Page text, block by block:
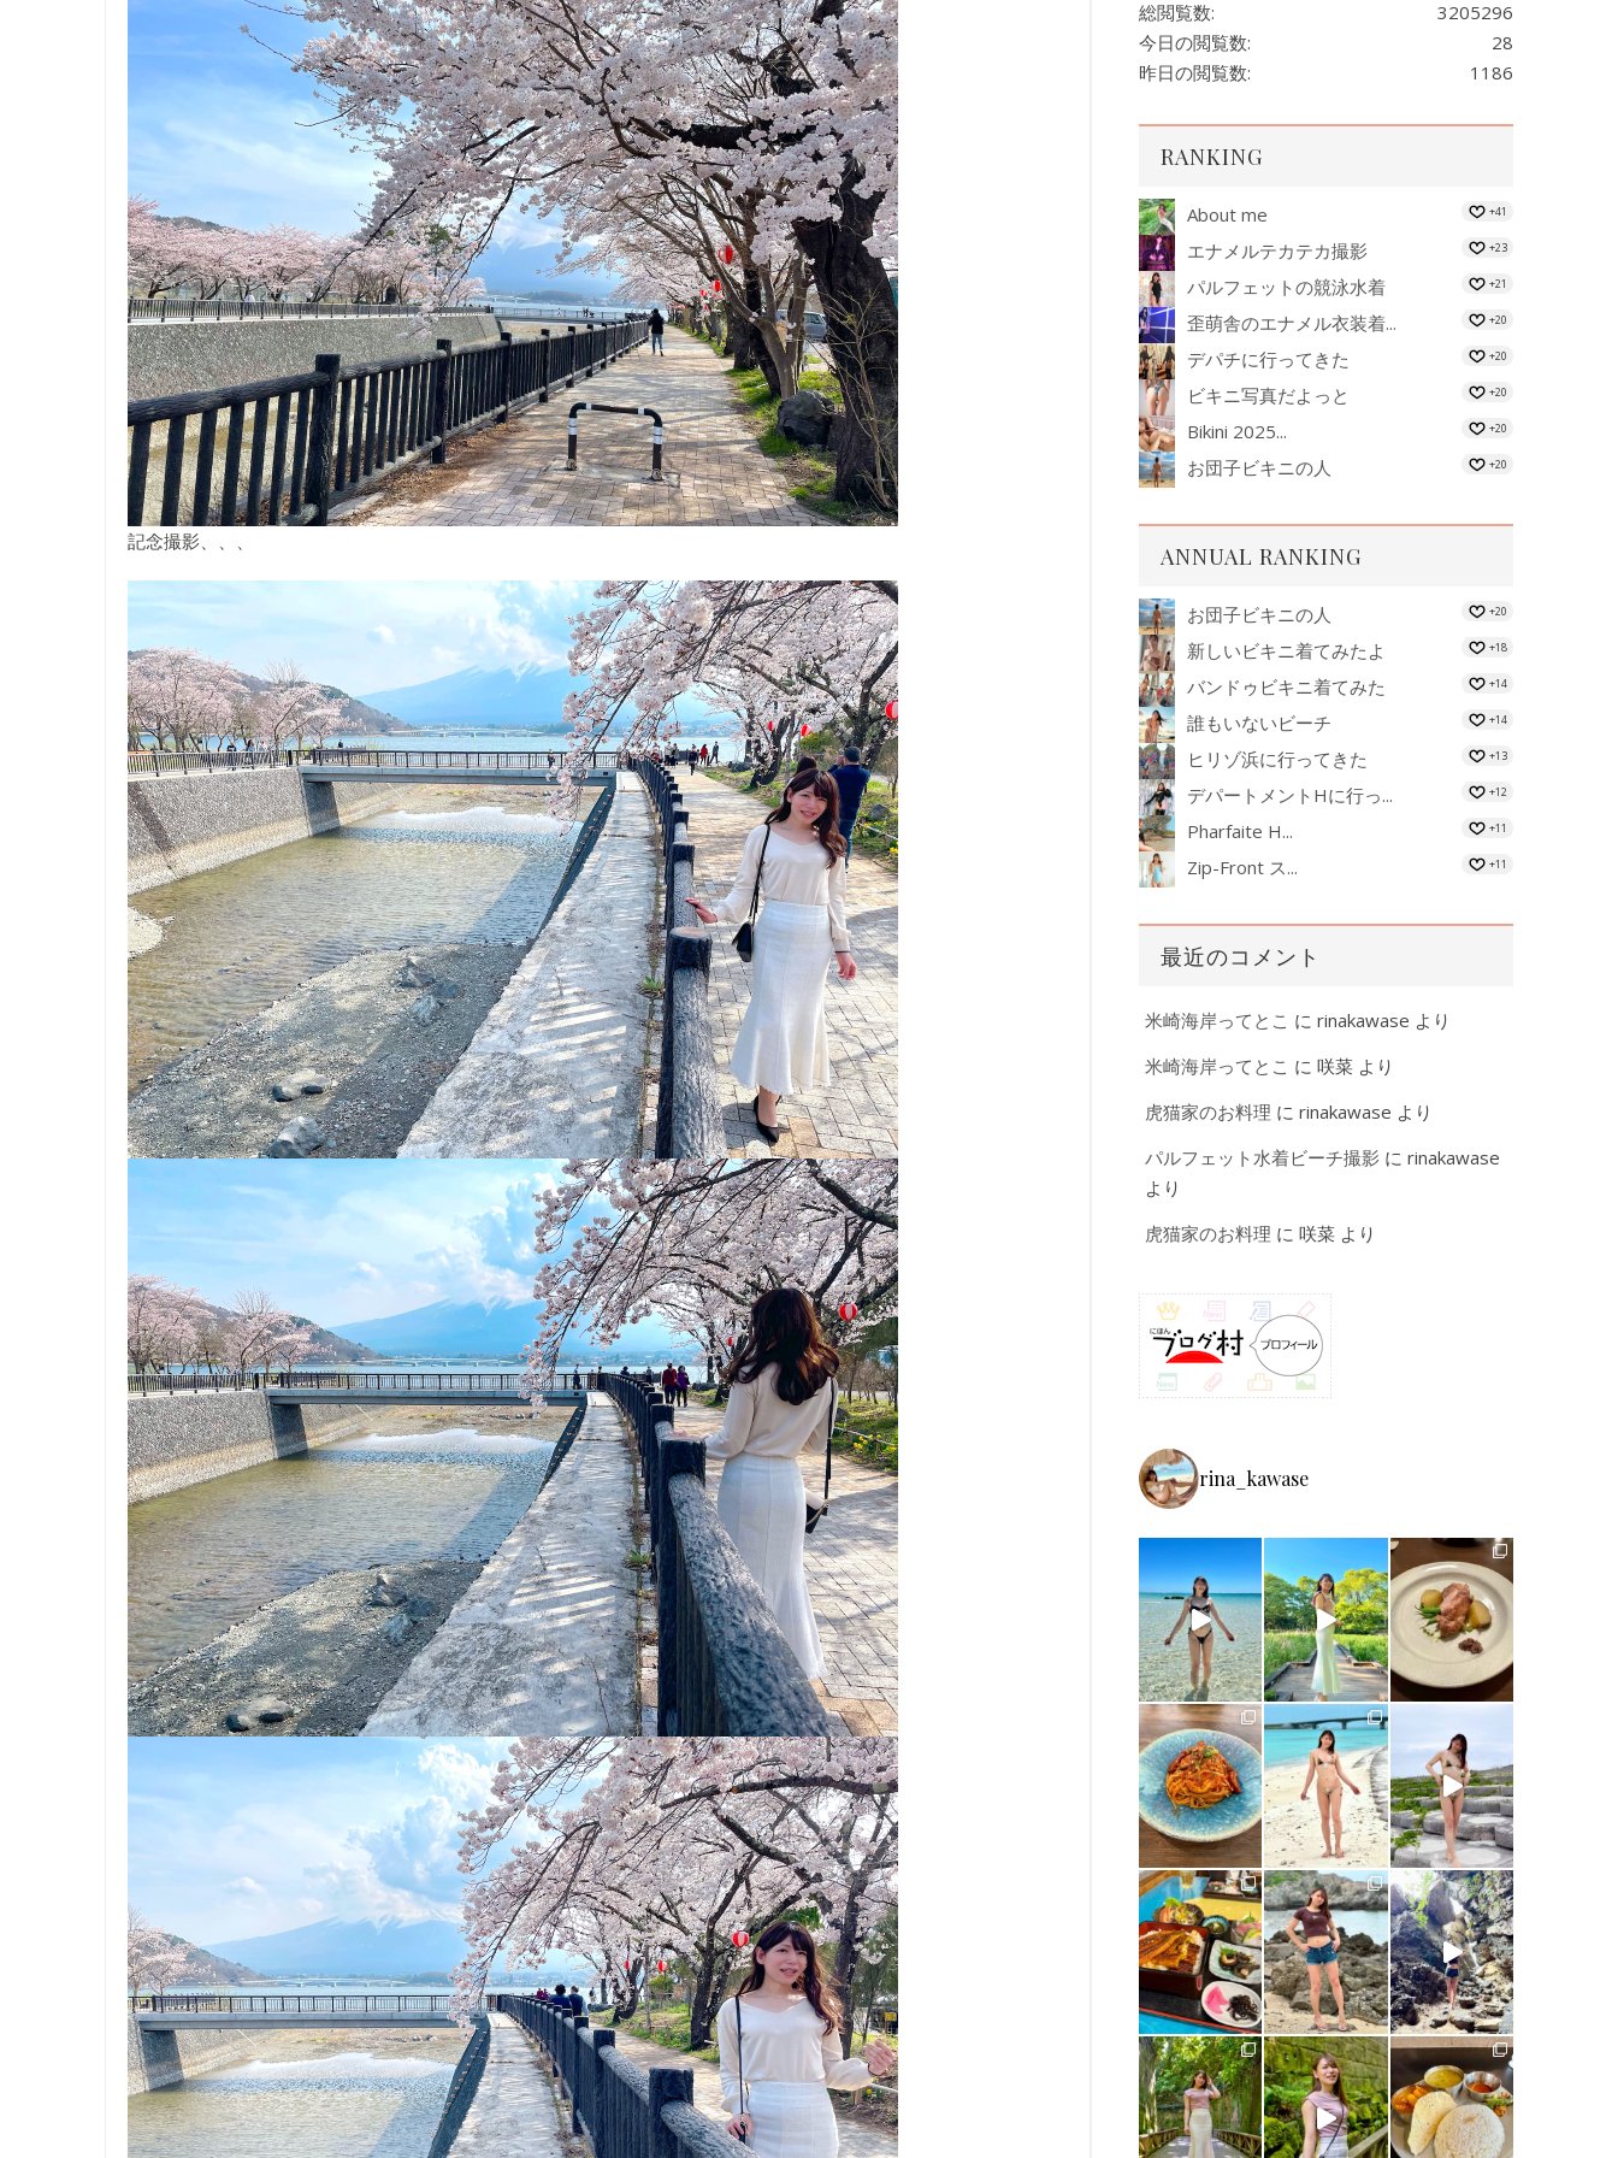
記念撮影、、、
3205296
総閲覧数:
28
今日の閲覧数:
1186
昨日の閲覧数:
RANKING
About me +41
エナメルテカテカ撮影 +23
パルフェットの競泳水着 +21
歪萌舎のエナメル衣装着... +20
デパチに行ってきた +20
ビキニ写真だよっと +20
Bikini 2025... +20
お団子ビキニの人 +20
ANNUAL RANKING
お団子ビキニの人 +20
新しいビキニ着てみたよ +18
バンドゥビキニ着てみた +14
誰もいないビーチ +14
ヒリゾ浜に行ってきた +13
デパートメントHに行っ... +12
Pharfaite H... +11
Zip-Front ス... +11
最近のコメント
米崎海岸ってとこ に rinakawase より
米崎海岸ってとこ に 咲菜 より
虎猫家のお料理 に rinakawase より
パルフェット水着ビーチ撮影 に rinakawase
より
虎猫家のお料理 に 咲菜 より
rina_kawase